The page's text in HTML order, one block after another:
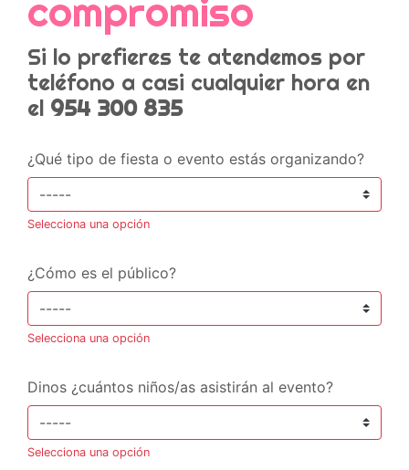
compromiso
Si lo prefieres te atendemos por
teléfono a casi cualquier hora en
el 954 300 835
¿Qué tipo de fiesta o evento estás organizando?
Selecciona una opción
¿Cómo es el público?
Selecciona una opción
Dinos ¿cuántos niños/as asistirán al evento?
Selecciona una opción